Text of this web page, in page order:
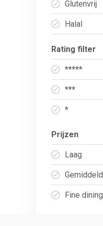
Glutenvrij
Halal
Rating filter
*****
***
*
Prijzen
Laag
Gemiddeld
Fine dining